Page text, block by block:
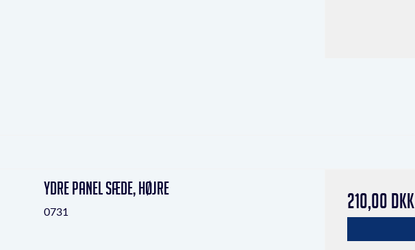
Ydre panel sæde, højre
0731 210,00 DKK